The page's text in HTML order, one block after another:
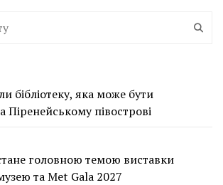
бібліотеку, яка може бути
півострові
головною темою виставки
та Met Gala 2027